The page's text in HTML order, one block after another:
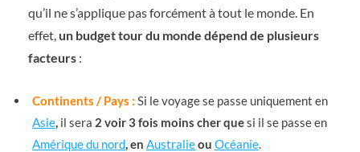
qu’il ne s’applique pas forcément à tout le monde. En
effet, un budget tour du monde dépend de plusieurs
facteurs :
Continents / Pays : Si le voyage se passe uniquement en
Asie il sera 2 voir 3 fois moins cher quesi il se passe en
Amérique du nord , en Australieou Océanie